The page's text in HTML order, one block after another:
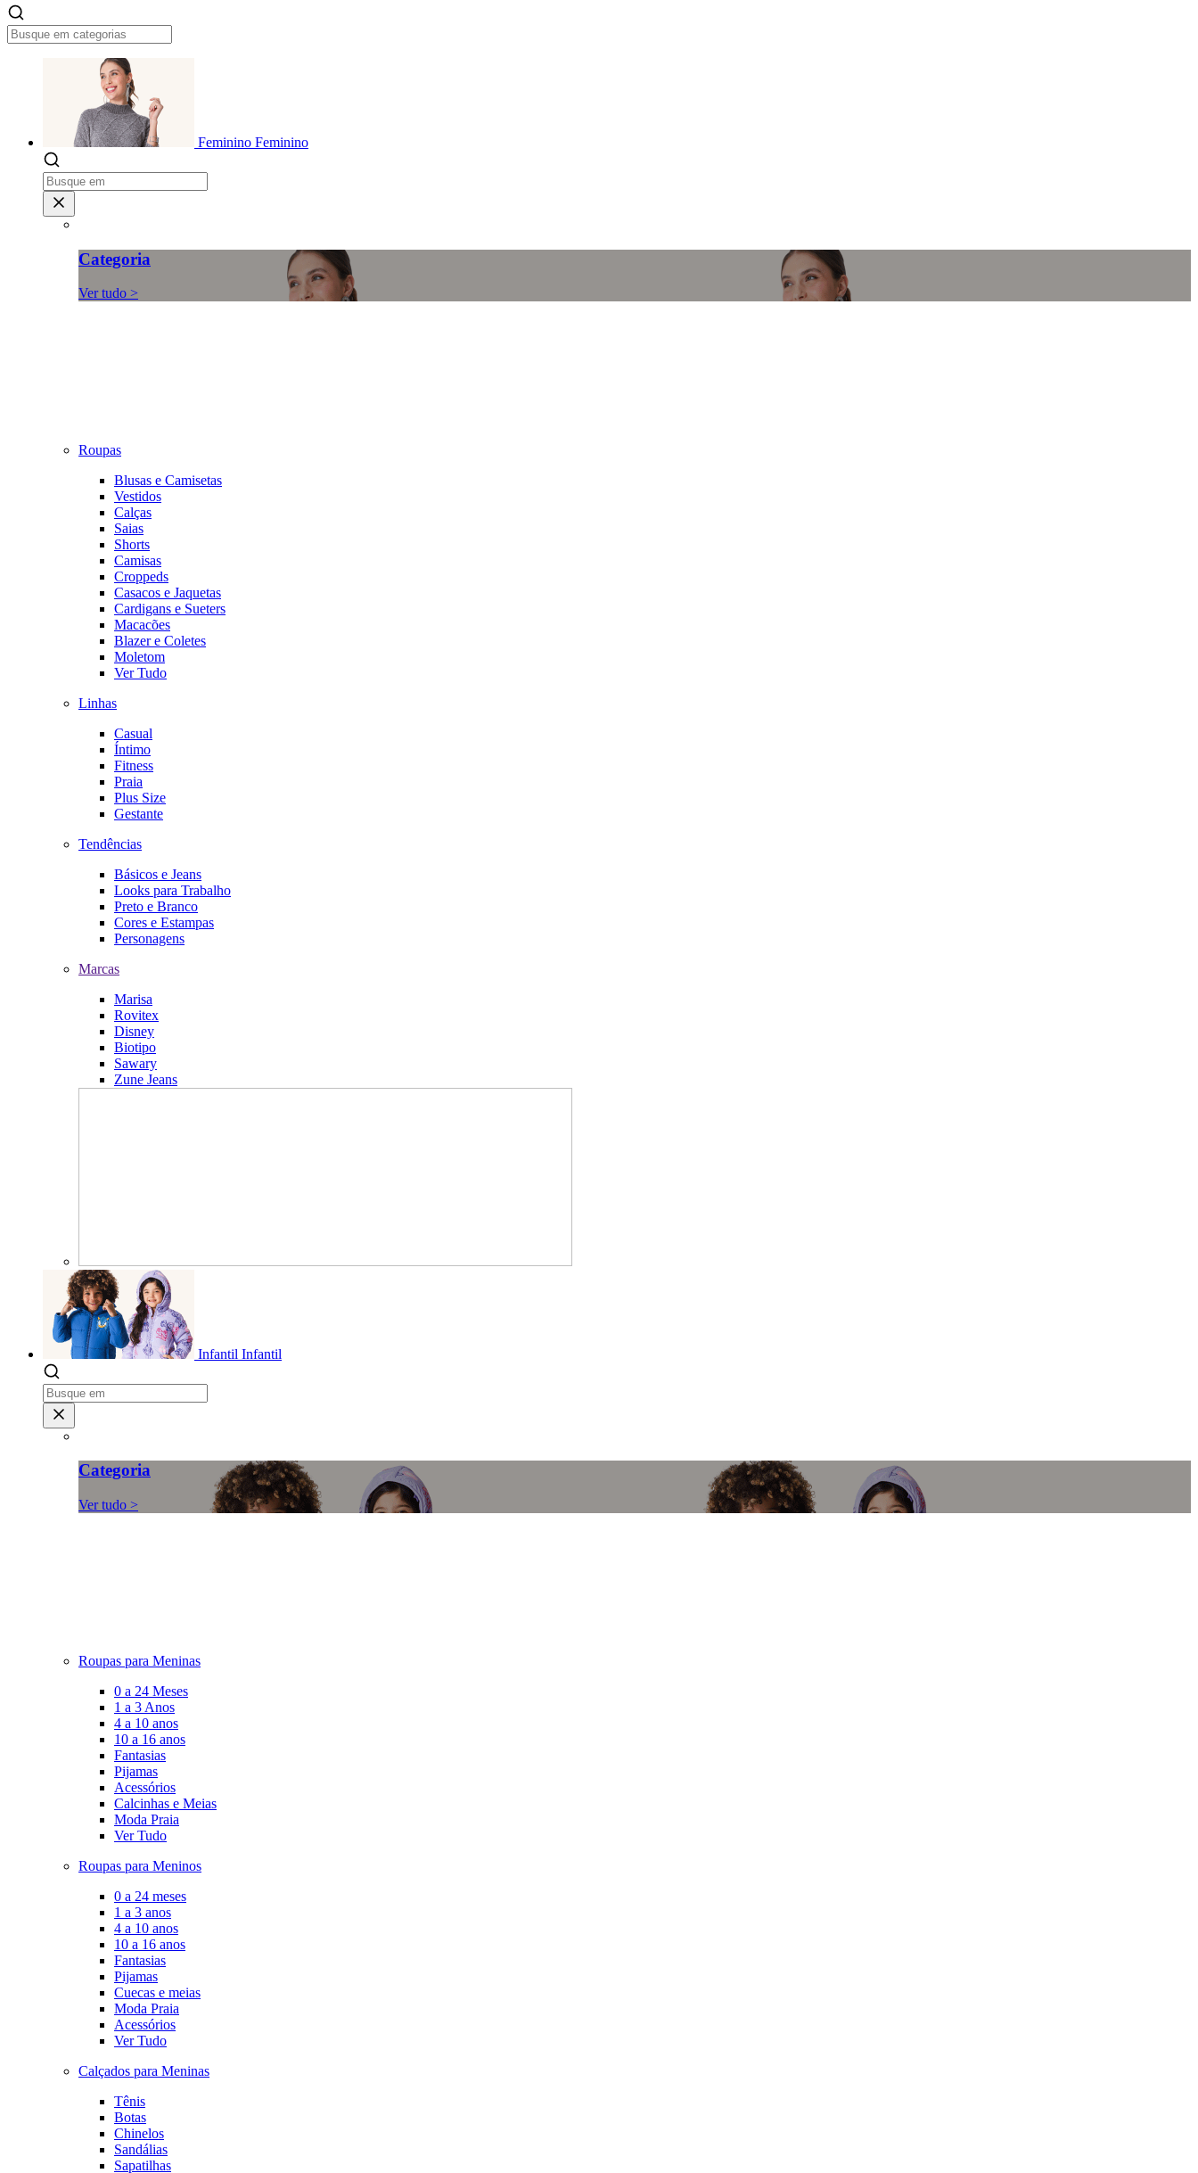
Feminino Feminino
Categoria
Ver tudo >
Roupas
Blusas e Camisetas
Vestidos
Calças
Saias
Shorts
Camisas
Croppeds
Casacos e Jaquetas
Cardigans e Sueters
Macacões
Blazer e Coletes
Moletom
Ver Tudo
Linhas
Casual
Íntimo
Fitness
Praia
Plus Size
Gestante
Tendências
Básicos e Jeans
Looks para Trabalho
Preto e Branco
Cores e Estampas
Personagens
Marcas
Marisa
Rovitex
Disney
Biotipo
Sawary
Zune Jeans
Infantil Infantil
Categoria
Ver tudo >
Roupas para Meninas
0 a 24 Meses
1 a 3 Anos
4 a 10 anos
10 a 16 anos
Fantasias
Pijamas
Acessórios
Calcinhas e Meias
Moda Praia
Ver Tudo
Roupas para Meninos
0 a 24 meses
1 a 3 anos
4 a 10 anos
10 a 16 anos
Fantasias
Pijamas
Cuecas e meias
Moda Praia
Acessórios
Ver Tudo
Calçados para Meninas
Tênis
Botas
Chinelos
Sandálias
Sapatilhas